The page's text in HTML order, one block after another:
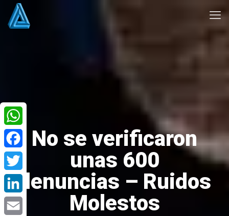
No se verificaron
unas 600
denuncias – Ruidos
Molestos
WhatsApp
Facebook
Twitter
LinkedIn